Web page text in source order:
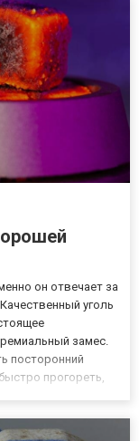
он отвечает за
уголь
замес.
посторонний
прогореть,